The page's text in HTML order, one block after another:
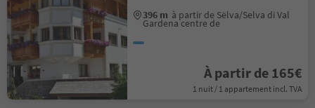
396 m à partir de Sëlva/Selva di Val
Gardena centre de
À partir de 165€
1 nuit / 1 appartement incl. TVA